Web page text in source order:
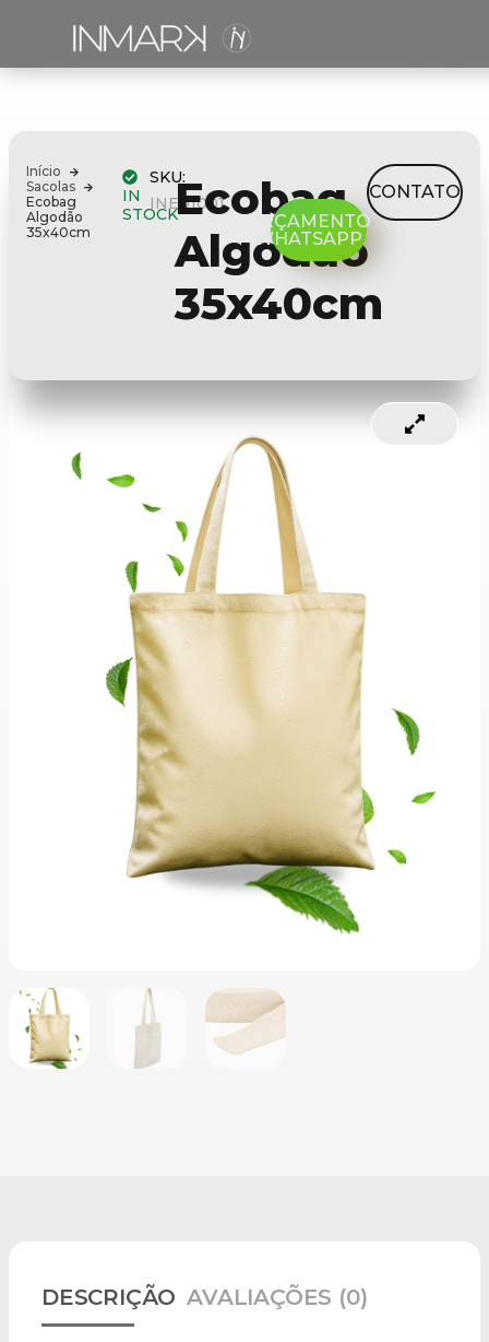
Início
Sacolas
Ecobag
Algodão
35x40cm
IN
STOCK
SKU:
INE01001
Ecobag
Algodão
35x40cm
ORÇAMENTO
WHATSAPP
CONTATO
DESCRIÇÃO AVALIAÇÕES (0)